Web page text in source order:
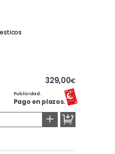
329,00€
Publicidad.
Pago en plazos.
+